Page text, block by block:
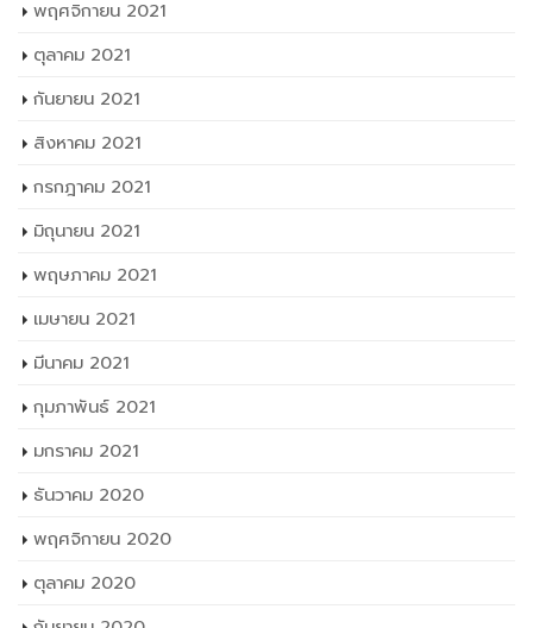
พฤษภาคม 2021
เมษายน 2021
มีนาคม 2021
กุมภาพันธ์ 2021
มกราคม 2021
ธันวาคม 2020
พฤศจิกายน 2020
ตุลาคม 2020
กันยายน 2020
สิงหาคม 2020
กรกฎาคม 2020
มิถุนายน 2020
พฤษภาคม 2020
เมษายน 2020